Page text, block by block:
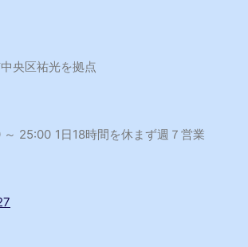
央区祐光を拠点
～ 25:00 1日18時間を休まず週７営業